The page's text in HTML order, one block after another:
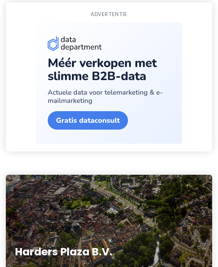
ADVERTENTIE
Harders Plaza B.V.